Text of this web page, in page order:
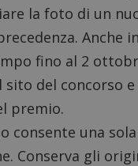
la foto di un
Anche
fino al 2
del concorso
premio.
consente una sola
Conserva gli